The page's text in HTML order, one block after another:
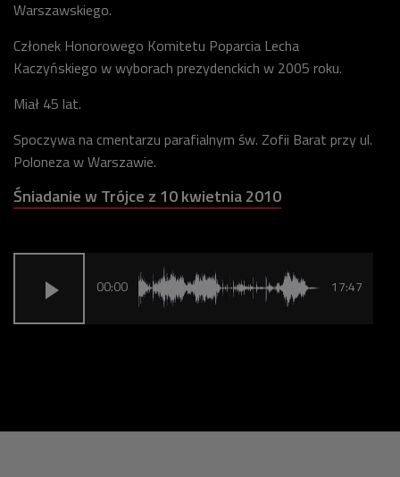
Warszawskiego.
Członek Honorowego Komitetu Poparcia Lecha
Kaczyńskiego w wyborach prezydenckich w 2005 roku.
Miał 45 lat.
Spoczywa na cmentarzu parafialnym św. Zofii Barat przy ul.
Poloneza w Warszawie.
Śniadanie w Trójce z 10 kwietnia 2010
00:00 17:47